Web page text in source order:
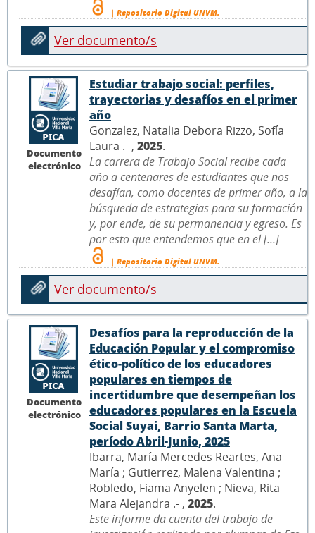
| Repositorio Digital UNVM.
Ver documento/s
Documento
electrónico
Estudiar trabajo social: perfiles,
trayectorias y desafíos en el primer
año
Gonzalez, Natalia Debora Rizzo, Sofía
Laura .- , 2025.
La carrera de Trabajo Social recibe cada
año a centenares de estudiantes que nos
desafían, como docentes de primer año, a la
búsqueda de estrategias para su formación
y, por ende, de su permanencia y egreso. Es
por esto que entendemos que en el [...]
| Repositorio Digital UNVM.
Ver documento/s
Documento
electrónico
Desafíos para la reproducción de la
Educación Popular y el compromiso
ético-político de los educadores
populares en tiempos de
incertidumbre que desempeñan los
educadores populares en la Escuela
Social Suyai, Barrio Santa Marta,
período Abril-Junio, 2025
Ibarra, María Mercedes Reartes, Ana
María ; Gutierrez, Malena Valentina ;
Robledo, Fiama Anyelen ; Nieva, Rita
Mara Alejandra .- , 2025.
Este informe da cuenta del trabajo de